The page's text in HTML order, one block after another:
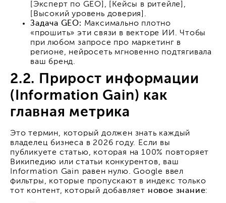
[Эксперт по GEO], [Кейсы в ритейле],
[Высокий уровень доверия].
Задача GEO: Максимально плотно
«прошить» эти связи в векторе ИИ. Чтобы
при любом запросе про маркетинг в
регионе, нейросеть мгновенно подтягивала
ваш бренд.
2.2. Прирост информации
(Information Gain) как
главная метрика
Это термин, который должен знать каждый
владелец бизнеса в 2026 году. Если вы
публикуете статью, которая на 100% повторяет
Википедию или статьи конкурентов, ваш
Information Gain равен нулю. Google ввел
фильтры, которые пропускают в индекс только
тот контент, который добавляет новое знание: